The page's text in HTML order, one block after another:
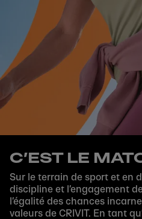
C’EST LE
Sur le terrain de sport et en
discipline et l’engagement
l’égalité des chances
valeurs de CRIVIT. En tant